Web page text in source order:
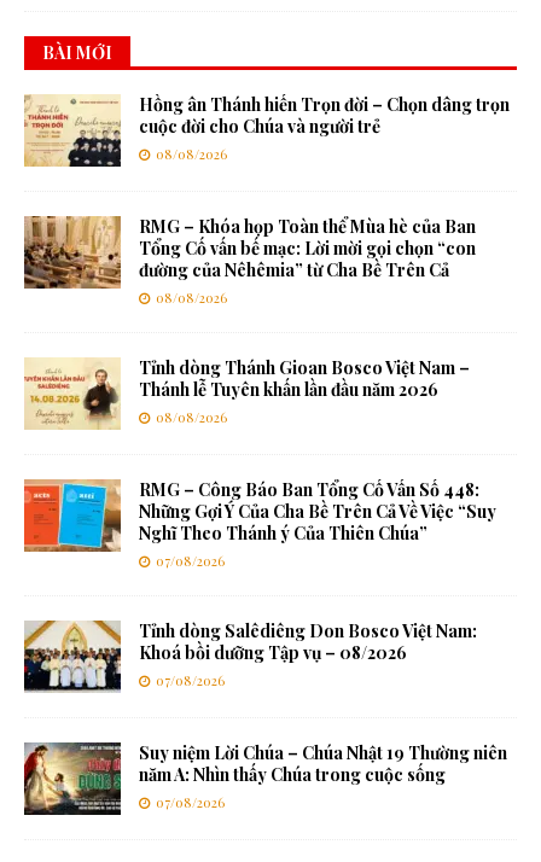
BÀI MỚI
Hồng ân Thánh hiến Trọn đời – Chọn dâng trọn
cuộc đời cho Chúa và người trẻ
08/08/2026
RMG – Khóa họp Toàn thể Mùa hè của Ban
Tổng Cố vấn bế mạc: Lời mời gọi chọn “con
đường của Nêhêmia” từ Cha Bề Trên Cả
08/08/2026
Tỉnh dòng Thánh Gioan Bosco Việt Nam –
Thánh lễ Tuyên khấn lần đầu năm 2026
08/08/2026
RMG – Công Báo Ban Tổng Cố Vấn Số 448:
Những Gợi Ý Của Cha Bề Trên Cả Về Việc “Suy
Nghĩ Theo Thánh ý Của Thiên Chúa”
07/08/2026
Tỉnh dòng Salêdiêng Don Bosco Việt Nam:
Khoá bồi dưỡng Tập vụ – 08/2026
07/08/2026
Suy niệm Lời Chúa – Chúa Nhật 19 Thường niên
năm A: Nhìn thấy Chúa trong cuộc sống
07/08/2026